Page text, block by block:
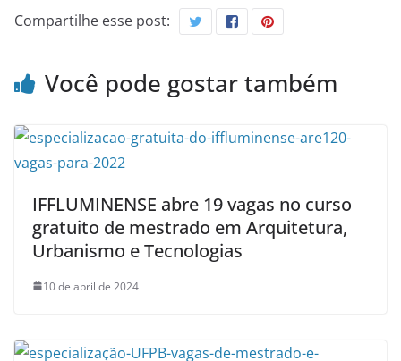
Compartilhe esse post:
Você pode gostar também
IFFLUMINENSE abre 19 vagas no curso
gratuito de mestrado em Arquitetura,
Urbanismo e Tecnologias
10 de abril de 2024